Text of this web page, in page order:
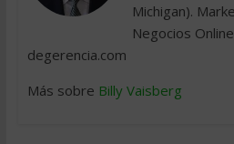
Michigan).
Negocios
degerencia.com
Más sobre Billy Vaisberg